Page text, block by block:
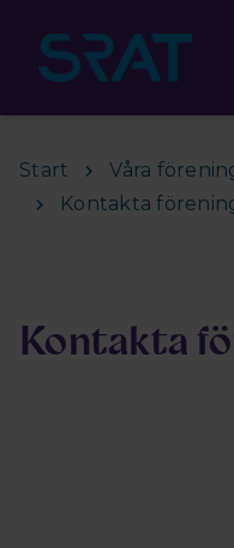
Start Våra
Kontakta
Kontakta